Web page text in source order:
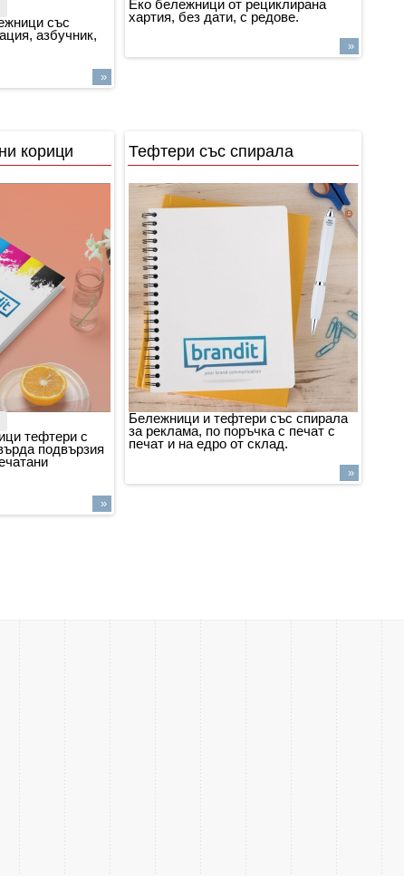
със
азбучник,
»
Еко бележници от рециклирана
хартия, без дати, с редове.
»
корици
тефтери с
подвързия
»
Тефтери със спирала
Бележници и тефтери със спирала
за реклама, по поръчка с печат с
печат и на едро от склад.
»